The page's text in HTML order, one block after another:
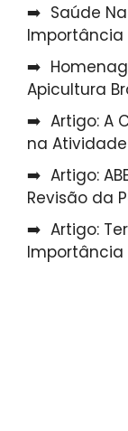
Saúde
Importância
Apicultura
Artigo: A
na
Artigo:
Revisão da
Artigo:
Importância